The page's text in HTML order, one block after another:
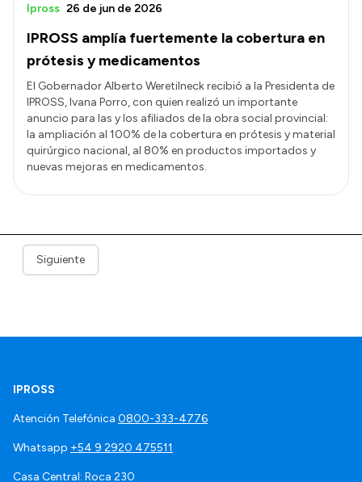
IPROSS amplía fuertemente la cobertura en
prótesis y medicamentos
Ipross 26 de jun de 2026
El Gobernador Alberto Weretilneck recibió a la Presidenta de
IPROSS, Ivana Porro, con quien realizó un importante
anuncio para las y los afiliados de la obra social provincial:
la ampliación al 100% de la cobertura en prótesis y material
quirúrgico nacional, al 80% en productos importados y
nuevas mejoras en medicamentos.
Siguiente
IPROSS
Atención Telefónica 0800-333-4776
Whatsapp +54 9 2920 475511
Casa Central: Roca 230